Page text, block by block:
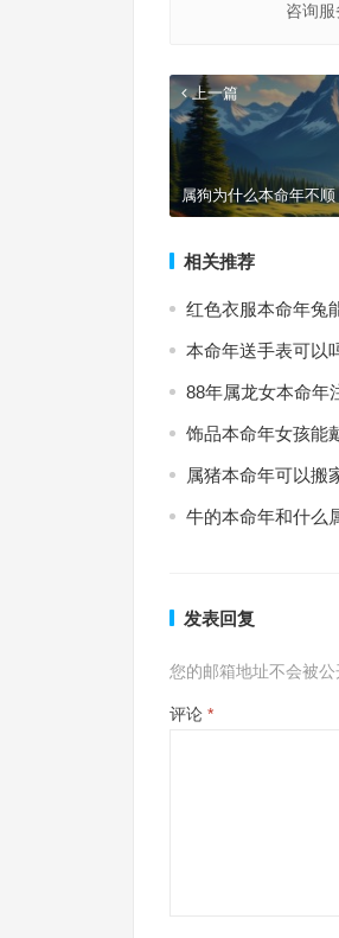
咨询
上一篇
属狗为什么本命年不顺
相关推荐
红色衣服本命年兔
本命年送手表可以
88年属龙女本命年
饰品本命年女孩能
属猪本命年可以搬
牛的本命年和什么
发表回复
您的邮箱地址不会被公
评论 *